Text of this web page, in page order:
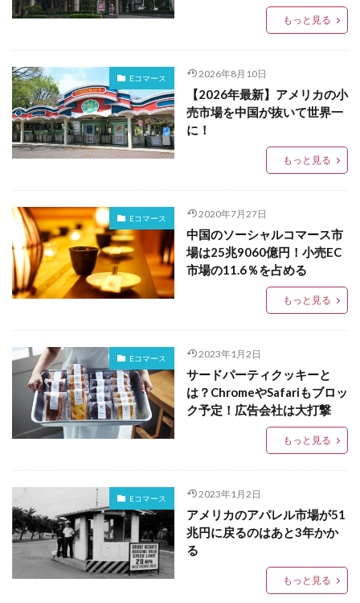
もっと見る
Eコマース 2026年8月10日
【2026年最新】アメリカの小
売市場を中国が抜いて世界一
に！
もっと見る
Eコマース 2020年7月27日
中国のソーシャルコマース市
場は25兆9060億円！小売EC
市場の11.6％を占める
もっと見る
Eコマース 2023年1月2日
サードパーティクッキーと
は？ChromeやSafariもブロッ
ク予定！広告会社は大打撃
もっと見る
Eコマース 2023年1月2日
アメリカのアパレル市場が51
兆円に戻るのはあと3年かか
る
もっと見る